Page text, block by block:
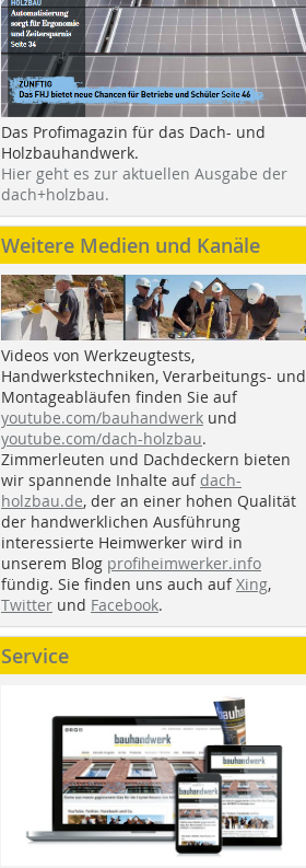
Das Profimagazin für das Dach- und
Holzbauhandwerk.
Hier geht es zur aktuellen Ausgabe der
dach+holzbau.
Weitere Medien und Kanäle
Videos von Werkzeugtests,
Handwerkstechniken, Verarbeitungs- und
Montageabläufen finden Sie auf
youtube.com/bauhandwerk und
youtube.com/dach-holzbau.
Zimmerleuten und Dachdeckern bieten
wir spannende Inhalte auf dach-
holzbau.de, der an einer hohen Qualität
der handwerklichen Ausführung
interessierte Heimwerker wird in
unserem Blog profiheimwerker.info
fündig. Sie finden uns auch aufXing,
Twitter und Facebook.
Service